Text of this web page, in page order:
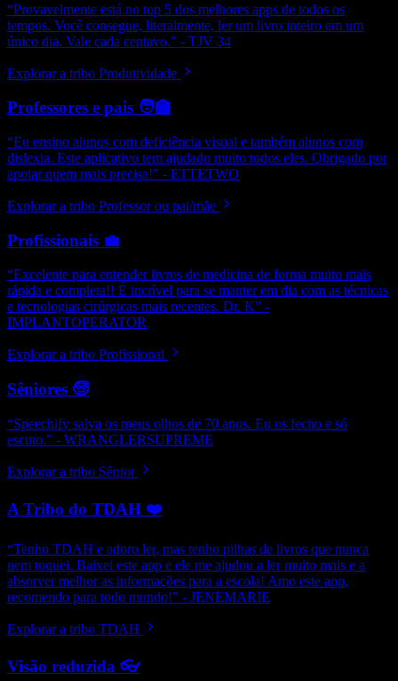
“Provavelmente está no top 5 dos melhores apps de todos os
tempos. Você consegue, literalmente, ler um livro inteiro em um
único dia. Vale cada centavo.” - TJV 34
Explorar a tribo Produtividade
Professores e pais 🧑‍🏫
“Eu ensino alunos com deficiência visual e também alunos com
dislexia. Este aplicativo tem ajudado muito todos eles. Obrigado por
apoiar quem mais precisa!” - ETTETWO
Explorar a tribo Professor ou pai/mãe
Profissionais 💼
“Excelente para entender livros de medicina de forma muito mais
rápida e completa!! É incrível para se manter em dia com as técnicas
e tecnologias cirúrgicas mais recentes. Dr. K” -
IMPLANTOPERATOR
Explorar a tribo Profissional
Sêniores 🧓
“Speechify salva os meus olhos de 70 anos. Eu os fecho e só
escuto.” - WRANGLERSUPREME
Explorar a tribo Sênior
A Tribo do TDAH ❤️
“Tenho TDAH e adoro ler, mas tenho pilhas de livros que nunca
nem toquei. Baixei este app e ele me ajudou a ler muito mais e a
absorver melhor as informações para a escola! Amo este app,
recomendo para todo mundo!” - JENEMARIE
Explorar a tribo TDAH
Visão reduzida 👓